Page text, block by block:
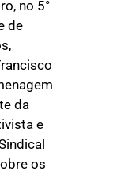
no 5°
de
da
e
os